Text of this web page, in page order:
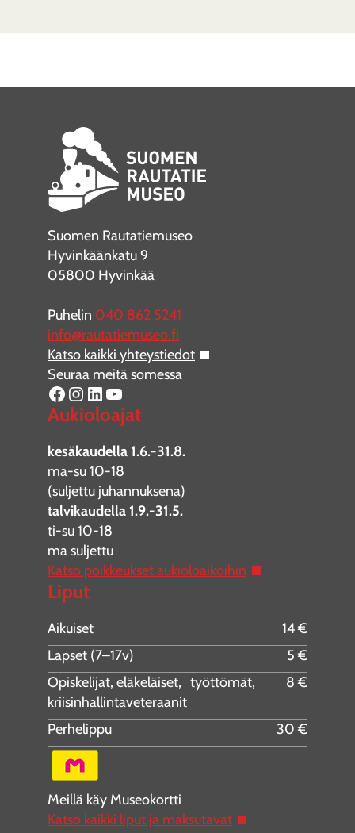
Suomen Rautatiemuseo
Hyvinkäänkatu 9
05800 Hyvinkää
Puhelin 040 862 5241
info@rautatiemuseo.fi
Katso kaikki yhteystiedot
Seuraa meitä somessa
Facebook Instagram LinkedIn YouTube
Aukioloajat
kesäkaudella 1.6.-31.8.
ma-su 10-18
(suljettu juhannuksena)
talvikaudella 1.9.-31.5.
ti-su 10-18
ma suljettu
Katso poikkeukset aukioloaikoihin
Liput
Aikuiset
14 €
Lapset (7–17v)
5 €
Opiskelijat, eläkeläiset, työttömät,
kriisinhallintaveteraanit
8 €
Perhelippu 30 €
Meillä käy Museokortti
Katso kaikki liput ja maksutavat